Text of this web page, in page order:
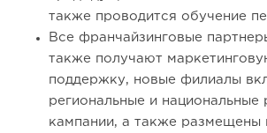
также проводится обучение
Все франчайзинговые
также получают
поддержку, новые филиалы
региональные и национальные
кампании, а также размещены